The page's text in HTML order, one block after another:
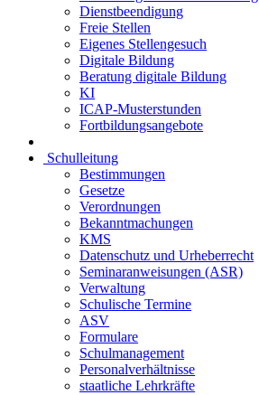
Dienstbeendigung
Freie Stellen
Eigenes Stellengesuch
Digitale Bildung
Beratung digitale Bildung
KI
ICAP-Musterstunden
Fortbildungsangebote
Schulleitung
Bestimmungen
Gesetze
Verordnungen
Bekanntmachungen
KMS
Datenschutz und Urheberrecht
Seminaranweisungen (ASR)
Verwaltung
Schulische Termine
ASV
Formulare
Schulmanagement
Personalverhältnisse
staatliche Lehrkräfte